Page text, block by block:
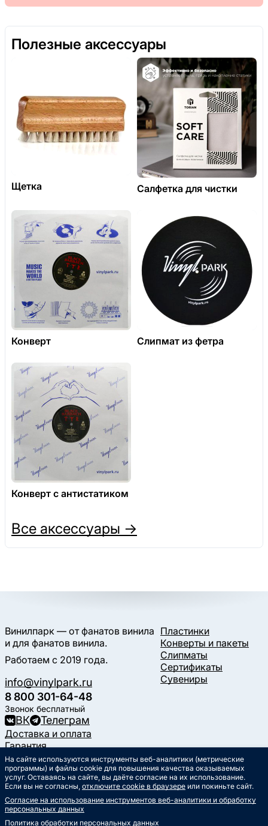
Полезные аксессуары
Щетка Салфетка для чистки
Конверт Слипмат из фетра
Конверт с антистатиком
Все аксессуары →
Винилпарк — от фанатов винила
и для фанатов винила.
Работаем с 2019 года.
info@vinylpark.ru
8 800 301-64-48
Звонок бесплатный
ВК Телеграм
Пластинки
Конверты и пакеты
Слипматы
Сертификаты
Сувениры
Доставка и оплата
Гарантия
Контакты
Статьи
Музыкальный календарь
Публичная оферта
Политика обработки
На сайте используются инструменты веб-аналитики (метрические
программы) и файлы cookie для повышения качества оказываемых
услуг. Оставаясь на сайте, вы даёте согласие на их использование.
Если вы не согласны, отключите cookie в браузере или покиньте сайт.
Согласие на использование инструментов веб-аналитики и обработку
персональных данных
Политика обработки персональных данных